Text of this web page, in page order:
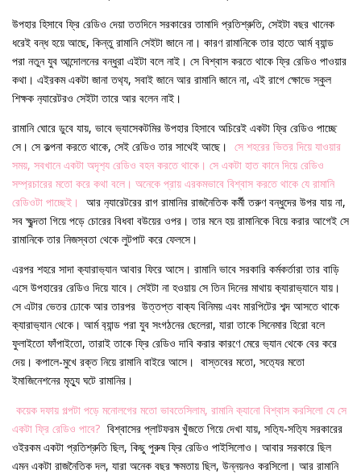
উপহার হিসাবে ফ্রি রেডিও দেয়া ততদিনে সরকারের তামাদি প্রতিশ্রুতি, সেইটা বছর খানেক
ধরেই বন্ধ হয়ে আছে, কিন্তু রামানি সেইটা জানে না। কারণ রামানিকে তার হাতে আর্ম ব‍্যান্ড
পরা নতুন যুব আন্দোলনের বন্ধুরা এইটা বলে নাই। সে বিশ্বাস করতে থাকে ফ্রি রেডিও পাওয়ার
কথা। এইরকম একটা জানা তথ‍্য, সবাই জানে আর রামানি জানে না, এই রাগে ক্ষোভে স্কুল
শিক্ষক ন‍্যারেটরও সেইটা তারে আর বলেন নাই।
রামানি ঘোরে ডুবে যায়, ভাবে ভ‍্যাসেকটমির উপহার হিসাবে অচিরেই একটা ফ্রি রেডিও পাচ্ছে
সে। সে কল্পনা করতে থাকে, সেই রেডিও তার সাথেই আছে। সে শহরের ভিতর দিয়ে যাওয়ার
সময়, সবখানে একটা অদৃশ‍্য রেডিও বহন করতে থাকে। সে একটা হাত কানে দিয়ে রেডিও
সম্প্রচারের মতো করে কথা বলে। অনেকে প্রায় এরকমভাবে বিশ্বাস করতে থাকে যে রামানি
রেডিওটা পাচ্ছেই।
আর ন‍্যারেটরের রাগ রামানির রাজনৈতিক কর্মী তরুণ বন্ধুদের উপর যায় না,
সব ক্ষুব্দতা গিয়ে পড়ে চোরের বিধবা বউয়ের ওপর। তার মনে হয় রামানিকে বিয়ে করার আগেই সে
রামানিকে তার নিজস্বতা থেকে লুটপাট করে ফেলসে।
এরপর শহরে সাদা ক‍্যারাভ‍্যান আবার ফিরে আসে। রামানি ভাবে সরকারি কর্মকর্তারা তার বাড়ি
এসে উপহারের রেডিও দিয়ে যাবে। সেইটা না হওয়ায় সে তিন দিনের মাথায় ক‍্যারাভ‍্যানে যায়।
সে এটার ভেতর ঢোকে আর তারপর উত্তপ্ত বাক‍্য বিনিময় এবং মারপিটের শব্দ আসতে থাকে
ক‍্যারাভ‍্যান থেকে। আর্ম ব‍্যান্ড পরা যুব সংগঠনের ছেলেরা, যারা তাকে সিনেমার হিরো বলে
ফুলাইতো ফাঁপাইতো, তারাই তাকে ফ্রি রেডিও দাবি করার কারণে মেরে ভ‍্যান থেকে বের করে
দেয়। কপালে-মুখে রক্ত নিয়ে রামানি বাইরে আসে। বাস্তবের মতো, সত‍্যের মতো
ইমাজিনেশনের মৃত‍্যু ঘটে রামানির।
কয়েক দফায় গল্পটা পড়ে মনোলগের মতো ভাবতেসিলাম, রামানি ক‍্যানো বিশ্বাস করসিলো যে সে
একটা ফ্রি রেডিও পাবে? বিশ্বাসের প্লাটফরম খুঁজতে গিয়ে দেখা যায়, সত‍্যি-সত‍্যি সরকারের
ওইরকম একটা প্রতিশ্রুতি ছিল, কিছু পুরুষ ফ্রি রেডিও পাইসিলোও। আবার সরকারে ছিল
এমন একটা রাজনৈতিক দল, যারা অনেক বছর ক্ষমতায় ছিল, উন্নয়নও করসিলো। আর রামানি